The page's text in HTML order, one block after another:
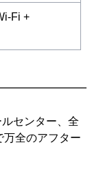
Fi +
センター、全
万全のアフター